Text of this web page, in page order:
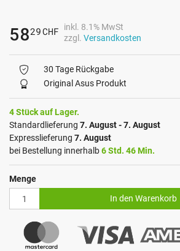
5829CHF
inkl. 8.1% MwSt
zzgl. Versandkosten
30 Tage Rückgabe
Original Asus Produkt
4 Stück auf Lager.
Standardlieferung 7. August - 7. August
Expresslieferung 7. August
bei Bestellung innerhalb6 Std. 46 Min.
Menge
In den Warenkorb